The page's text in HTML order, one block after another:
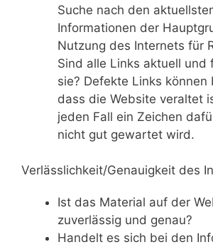
Suche nach den
Informationen der
Nutzung des Internets für
Sind alle Links aktuell und
sie? Defekte Links können
dass die Website veraltet
jeden Fall ein Zeichen
nicht gut gewartet wird.
Verlässlichkeit/Genauigkeit des
Ist das Material auf der
zuverlässig und genau?
Handelt es sich bei den